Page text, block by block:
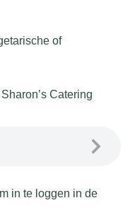
of
Catering
in te loggen in de